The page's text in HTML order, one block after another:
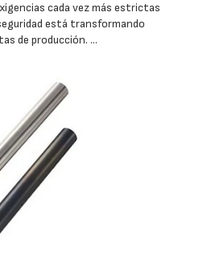
cada vez más estrictas
está transformando
de producción. …